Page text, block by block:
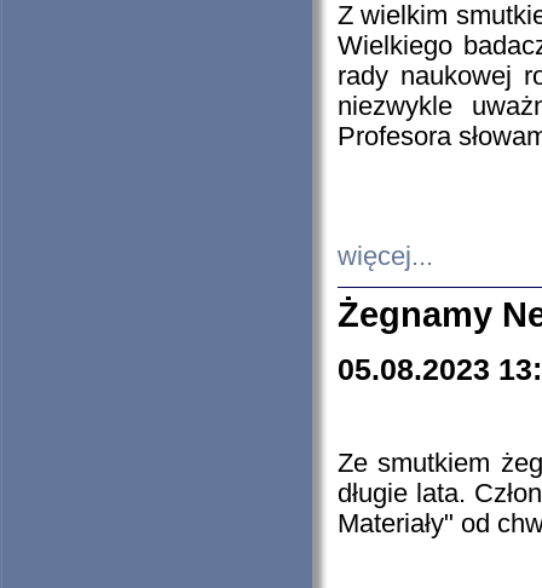
Z wielkim
Wielkiego
rady naukowej
niezwykle
Profesora
więcej...
Żegnamy
05.08.2023
Ze smutkiem
długie lata.
Materiały" od